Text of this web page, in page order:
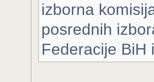
izborna
posrednih
Federacije BiH